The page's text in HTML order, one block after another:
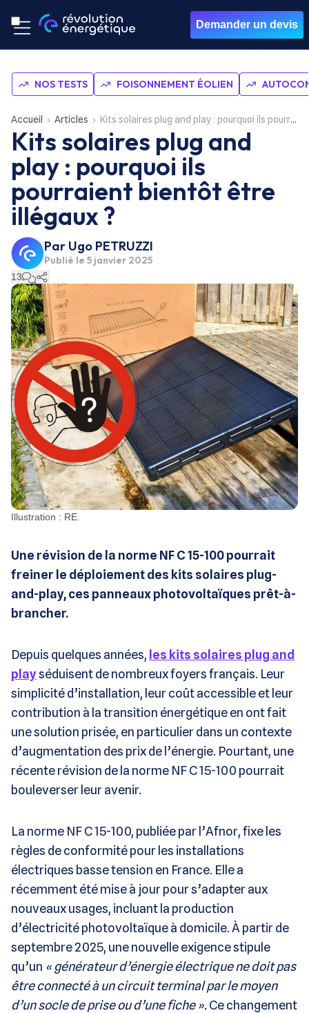
Demander un devis
NOS TESTS FOISONNEMENT ÉOLIEN
Accueil Articles Kits solaires plug and play : pourquoi ils pourraient bientôt être illégaux ?
Kits solaires plug and
play : pourquoi ils
pourraient bientôt être
illégaux ?
Par Ugo PETRUZZI
Publié le 5 janvier 2025
13
Illustration : RE.
Une révision de la norme NF C 15-100 pourrait
freiner le déploiement des kits solaires plug-
and-play, ces panneaux photovoltaïques prêt-à-
brancher.
Depuis quelques années, les kits solaires plug and
playséduisent de nombreux foyers français. Leur
simplicité d’installation, leur coût accessible et leur
contribution à la transition énergétique en ont fait
une solution prisée, en particulier dans un contexte
d’augmentation des prix de l’énergie. Pourtant, une
récente révision de la norme NF C 15-100 pourrait
bouleverser leur avenir.
La norme NF C 15-100, publiée par l’Afnor, fixe les
règles de conformité pour les installations
électriques basse tension en France. Elle a
récemment été mise à jour pour s’adapter aux
nouveaux usages, incluant la production
d’électricité photovoltaïque à domicile. À partir de
septembre 2025, une nouvelle exigence stipule
qu’un « générateur d’énergie électrique ne doit pas
être connecté à un circuit terminal par le moyen
d’un socle de prise ou d’une fiche »​​.Ce changement